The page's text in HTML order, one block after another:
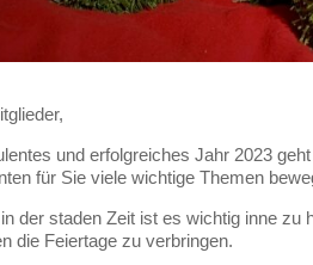
und erfolgreiches Jahr 2023
für Sie viele wichtige Themen
der staden Zeit ist es wichtig inne
die Feiertage zu verbringen.